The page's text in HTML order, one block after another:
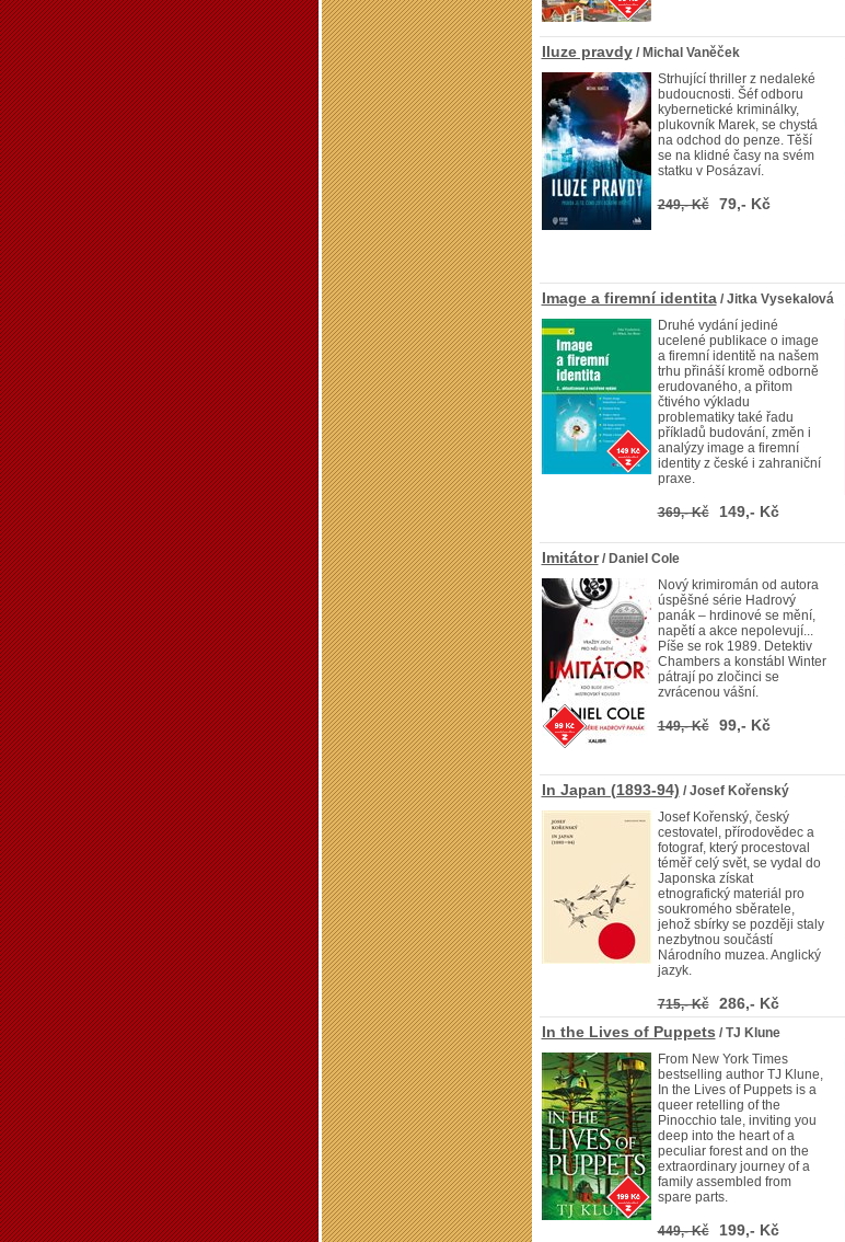
Iluze pravdy/ Michal Vaněček
Strhující thriller z nedaleké
budoucnosti. Šéf odboru
kybernetické kriminálky,
plukovník Marek, se chystá
na odchod do penze. Těší
se na klidné časy na svém
statku v Posázaví.
249,- Kč 79,- Kč
Image a firemní identita/ Jitka Vysekalová
Druhé vydání jediné
ucelené publikace o image
a firemní identitě na našem
trhu přináší kromě odborně
erudovaného, a přitom
čtivého výkladu
problematiky také řadu
příkladů budování, změn i
analýzy image a firemní
identity z české i zahraniční
praxe.
369,- Kč 149,- Kč
Imitátor/ Daniel Cole
Nový krimiromán od autora
úspěšné série Hadrový
panák – hrdinové se mění,
napětí a akce nepolevují...
Píše se rok 1989. Detektiv
Chambers a konstábl Winter
pátrají po zločinci se
zvrácenou vášní.
149,- Kč 99,- Kč
In Japan (1893-94) / Josef Kořenský
Josef Kořenský, český
cestovatel, přírodovědec a
fotograf, který procestoval
téměř celý svět, se vydal do
Japonska získat
etnografický materiál pro
soukromého sběratele,
jehož sbírky se později staly
nezbytnou součástí
Národního muzea. Anglický
jazyk.
715,- Kč 286,- Kč
In the Lives of Puppets / TJ Klune
From New York Times
bestselling author TJ Klune,
In the Lives of Puppets is a
queer retelling of the
Pinocchio tale, inviting you
deep into the heart of a
peculiar forest and on the
extraordinary journey of a
family assembled from
spare parts.
449,- Kč 199,- Kč